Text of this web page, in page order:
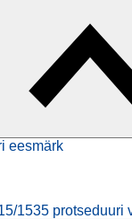
eesmärk
1535 protseduuri